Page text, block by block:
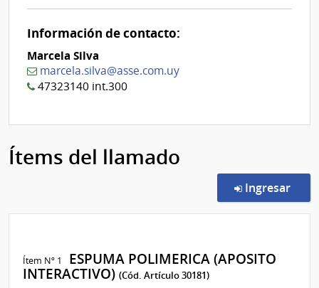
0
Información de contacto:
Marcela Silva
marcela.silva@asse.com.uy
47323140 int.300
Ítems del llamado
Ingresar
Ítem Nº 1
ESPUMA POLIMERICA (APOSITO
INTERACTIVO)(Cód. Artículo 30181)